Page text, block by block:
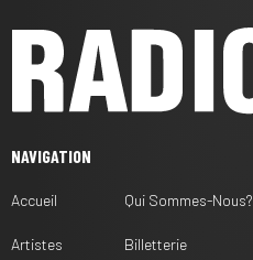
NAVIGATION
Accueil
Artistes
Qui Sommes-Nous?
Billetterie